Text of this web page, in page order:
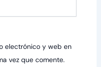
electrónico y web en
vez que comente.